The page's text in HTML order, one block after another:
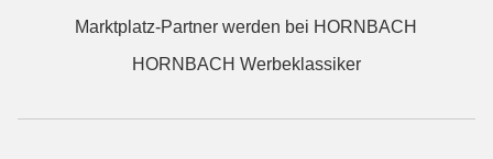
Marktplatz-Partner werden bei HORNBACH
HORNBACH Werbeklassiker